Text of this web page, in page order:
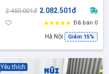
2.450.001đ 2.082.501đ
Đã bán 0
Hà Nội Giảm 15%
Yêu thích